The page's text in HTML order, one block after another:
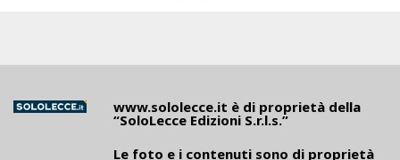
www.sololecce.it è di proprietà della
“SoloLecce Edizioni S.r.l.s.”
Le foto e i contenuti sono di proprietà